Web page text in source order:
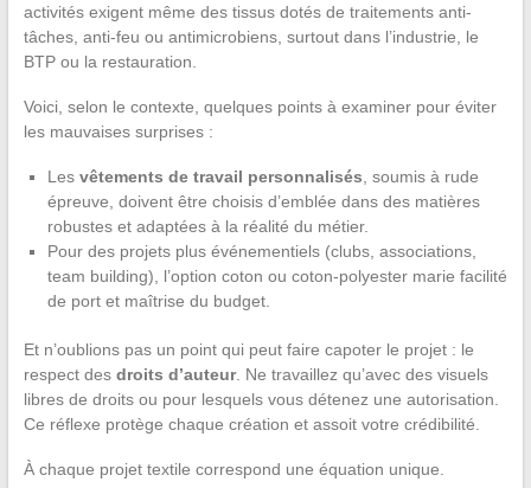
activités exigent même des tissus dotés de traitements anti-
tâches, anti-feu ou antimicrobiens, surtout dans l’industrie, le
BTP ou la restauration.
Voici, selon le contexte, quelques points à examiner pour éviter
les mauvaises surprises :
Les vêtements de travail personnalisés , soumis à rude
épreuve, doivent être choisis d’emblée dans des matières
robustes et adaptées à la réalité du métier.
Pour des projets plus événementiels (clubs, associations,
team building), l’option coton ou coton-polyester marie facilité
de port et maîtrise du budget.
Et n’oublions pas un point qui peut faire capoter le projet : le
respect des droits d’auteur. Ne travaillez qu’avec des visuels
libres de droits ou pour lesquels vous détenez une autorisation.
Ce réflexe protège chaque création et assoit votre crédibilité.
À chaque projet textile correspond une équation unique.